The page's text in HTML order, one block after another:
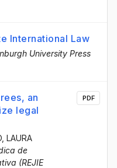
International Law
University Press
an
legal
, LAURA
de
(REJIE
PDF